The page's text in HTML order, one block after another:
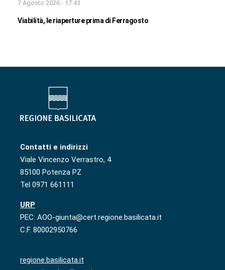
7 Agosto 2026 - 17:43
Viabilità, le riaperture prima di Ferragosto
Contatti e indirizzi
Viale Vincenzo Verrastro, 4
85100 Potenza PZ
Tel 0971 661111
URP
PEC: AOO-giunta@cert.regione.basilicata.it
C.F. 80002950766
regione.basilicata.it